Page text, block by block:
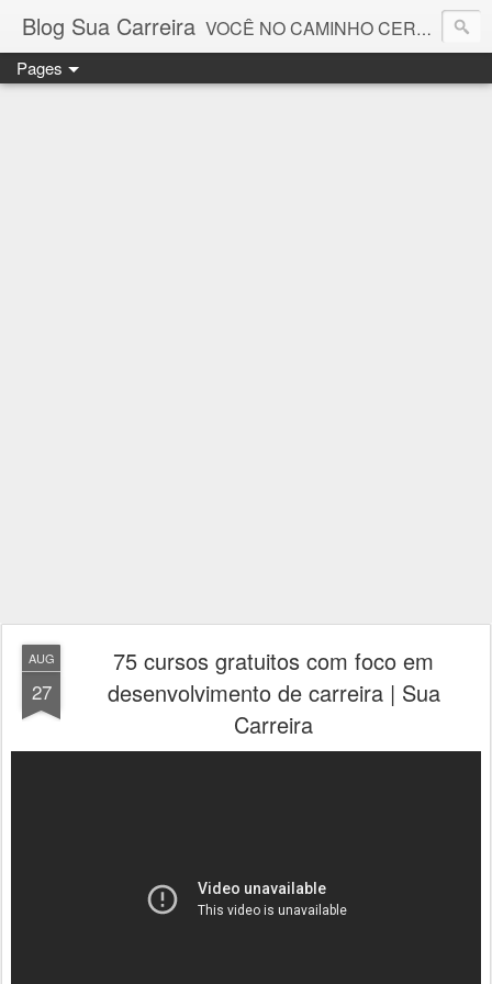
Blog Sua Carreira VOCÊ NO CAMINHO CERTO! 🤓💻🚀
Pages
AUG
27
75 cursos gratuitos com foco em
desenvolvimento de carreira | Sua
Carreira